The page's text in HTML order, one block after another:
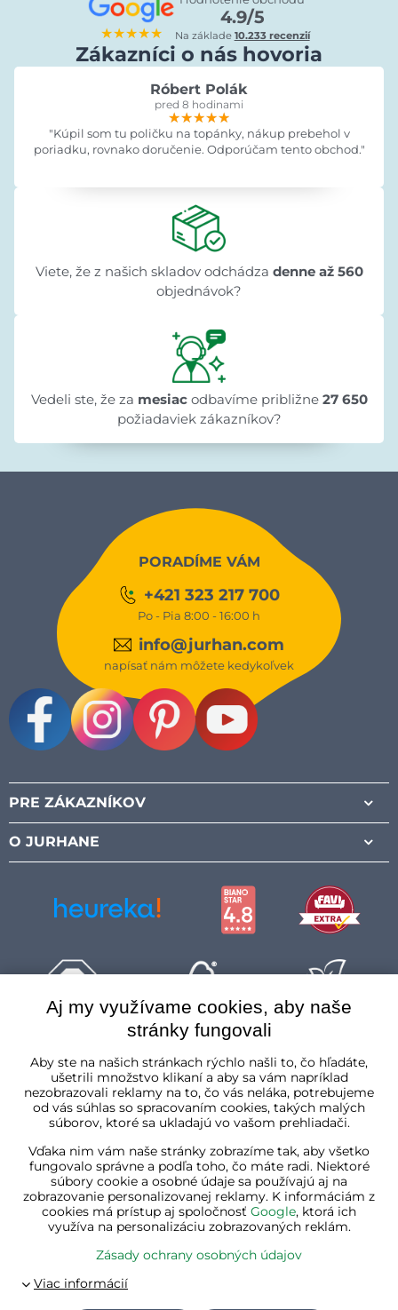
★★★★★
4.9/5
Na základe 10.233 recenzií
Zákazníci o nás hovoria
Róbert Polák
pred 8 hodinami
★★★★★
★★★★★
★★★★★
"Kúpil som tu poličku na topánky, nákup prebehol v
poriadku, rovnako doručenie. Odporúčam tento obchod."
Viete, že z našich skladov odchádza denne až 560
objednávok?
Vedeli ste, že za mesiac odbavíme približne27 650
požiadaviek zákazníkov?
PORADÍME VÁM
+421 323 217 700
Po - Pia 8:00 - 16:00 h
info@jurhan.com
napísať nám môžete kedykoľvek
PRE ZÁKAZNÍKOV
O JURHANE
Aj my využívame cookies, aby naše
stránky fungovali
Aby ste na našich stránkach rýchlo našli to, čo hľadáte,
ušetrili množstvo klikaní a aby sa vám napríklad
nezobrazovali reklamy na to, čo vás neláka, potrebujeme
od vás súhlas so spracovaním cookies, takých malých
súborov, ktoré sa ukladajú vo vašom prehliadači.
Vďaka nim vám naše stránky zobrazíme tak, aby všetko
fungovalo správne a podľa toho, čo máte radi. Niektoré
súbory cookie a osobné údaje sa používajú aj na
zobrazovanie personalizovanej reklamy. K informáciám z
cookies má prístup aj spoločnosť Google, ktorá ich
využíva na personalizáciu zobrazovaných reklám.
Zásady ochrany osobných údajov